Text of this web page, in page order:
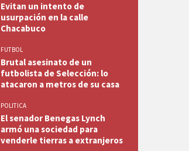
Evitan un intento de
usurpación en la calle
Chacabuco
FUTBOL
Brutal asesinato de un
futbolista de Selección: lo
atacaron a metros de su casa
POLITICA
El senador Benegas Lynch
armó una sociedad para
venderle tierras a extranjeros